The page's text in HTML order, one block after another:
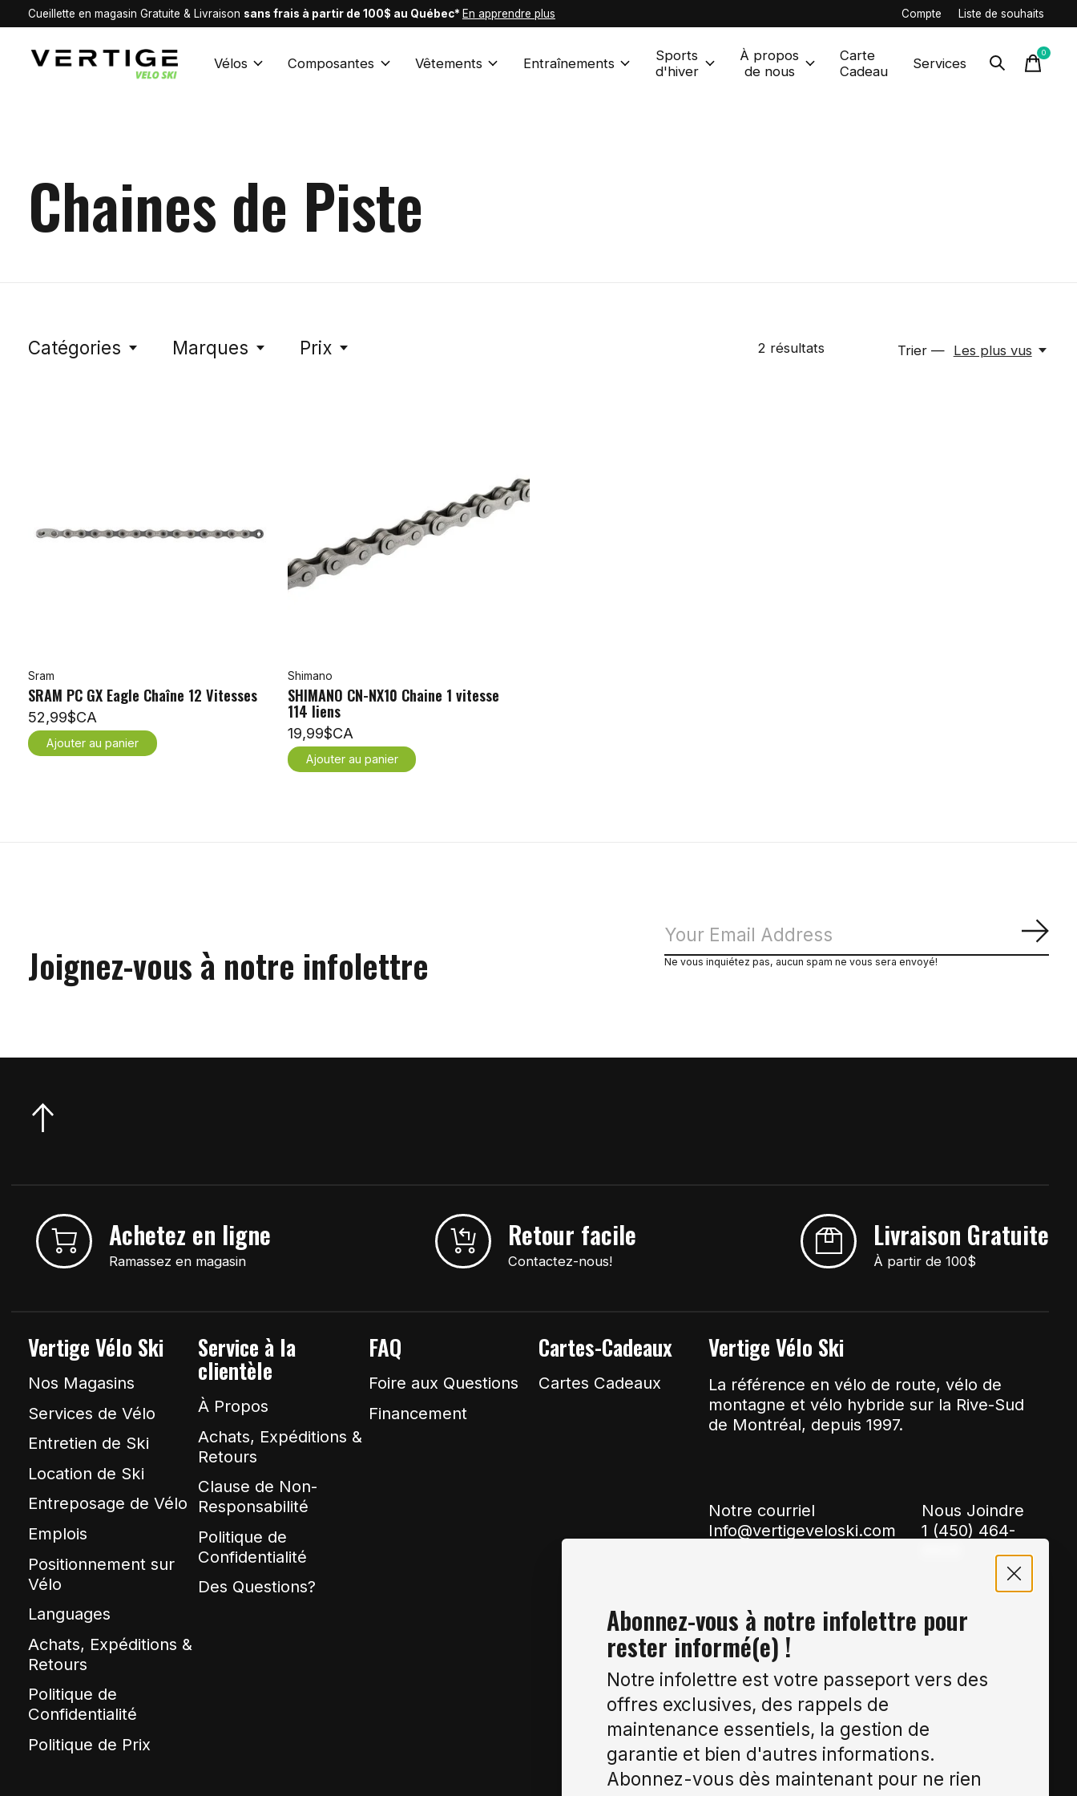
Cueillette en magasin Gratuite & Livraison sans frais à partir de 100$ au Québec* En apprendre plus Compte Liste de souhaits
Vélos Composantes Vêtements Entraînements
Sports
d'hiver
À propos
de nous
Carte
Cadeau
Services
0items
Chaines de Piste
Catégories Marques Prix 2 résultats Trier — Les plus vus
Sram
SRAM PC GX Eagle Chaîne 12 Vitesses
52,99$CA
Ajouter au panier
Shimano
SHIMANO CN-NX10 Chaine 1 vitesse
114 liens
19,99$CA
Ajouter au panier
Joignez-vous à notre infolettre Ne vous inquiétez pas, aucun spam ne vous sera envoyé!
Achetez en ligne
Ramassez en magasin
Retour facile
Contactez-nous!
Livraison Gratuite
À partir de 100$
Vertige Vélo Ski
Nos Magasins
Services de Vélo
Entretien de Ski
Location de Ski
Entreposage de Vélo
Emplois
Positionnement sur
Vélo
Languages
Achats, Expéditions &
Retours
Politique de
Confidentialité
Politique de Prix
Service à la
clientèle
À Propos
Achats, Expéditions &
Retours
Clause de Non-
Responsabilité
Politique de
Confidentialité
Des Questions?
FAQ
Foire aux Questions
Financement
Cartes-Cadeaux
Cartes Cadeaux
Vertige Vélo Ski
La référence en vélo de route, vélo de
montagne et vélo hybride sur la Rive-Sud
de Montréal, depuis 1997.
Notre courriel
Info@vertigeveloski.com
Nous Joindre
1 (450) 464-
Abonnez-vous à notre infolettre pour
rester informé(e) !
Notre infolettre est votre passeport vers des
offres exclusives, des rappels de
maintenance essentiels, la gestion de
garantie et bien d'autres informations.
Abonnez-vous dès maintenant pour ne rien